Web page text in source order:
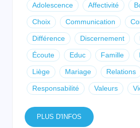
Adolescence Affectivité
Choix Communication
Différence Discernement
Écoute Educ Famille
Liège Mariage Relations
Responsabilité Valeurs
PLUS D'INFOS